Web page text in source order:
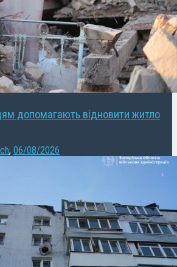
допомагають відновити житло
, 06/08/2026